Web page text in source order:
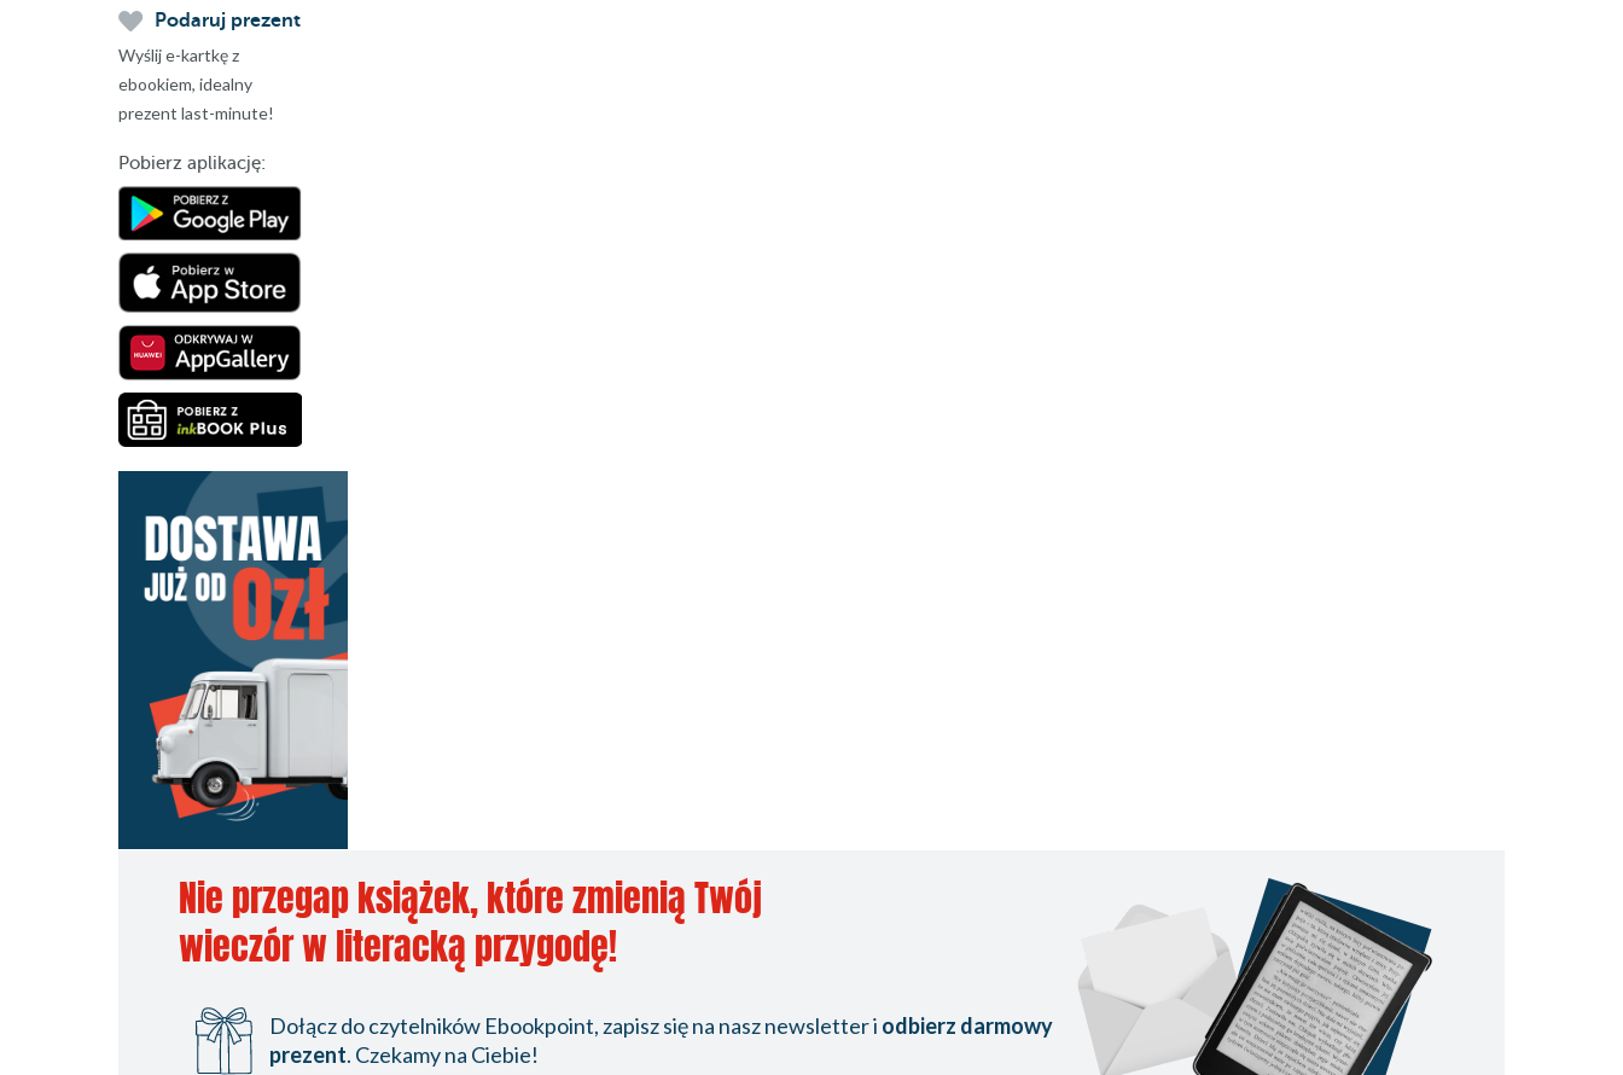
Podaruj prezent
Wyślij e-kartkę z
ebookiem, idealny
prezent last-minute!
Pobierz aplikację:
Nie przegap książek, które zmienią Twój
wieczór w literacką przygodę!
Dołącz do czytelników Ebookpoint, zapisz się na nasz newsletter i odbierz darmowy
prezent. Czekamy na Ciebie!